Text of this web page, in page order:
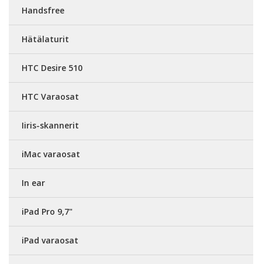
Handsfree
Hätälaturit
HTC Desire 510
HTC Varaosat
Iiris-skannerit
iMac varaosat
In ear
iPad Pro 9,7"
iPad varaosat